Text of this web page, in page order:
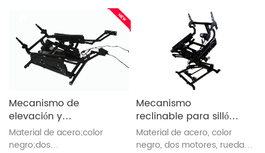
Mecanismo de
elevación y
reclinación eléctrica
de silla (ZH8071-Q)
Material de acero;color
negro;dos
Mecanismo
reclinable para sillón
elevador (8071A)
Material de acero, color
negro, dos motores, ruedas